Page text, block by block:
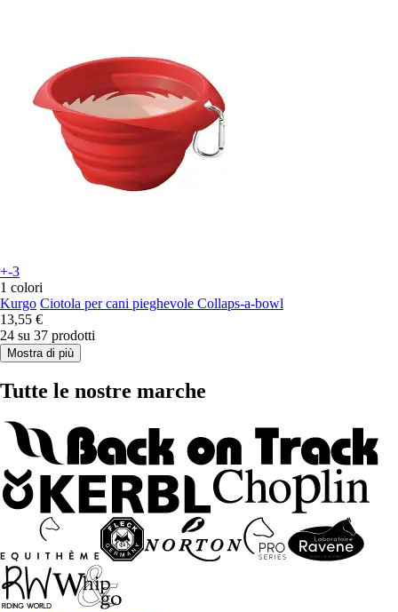
+-3
1 colori
Kurgo Ciotola per cani pieghevole Collaps-a-bowl
13,55 €
24 su 37 prodotti
Mostra di più
Tutte le nostre marche